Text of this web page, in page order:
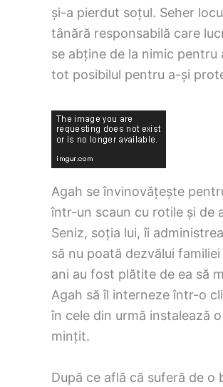
și-a pierdut soțul. Seher
tânără responsabilă care
se abține de la nimic pentru
tot posibilul pentru a-și
Agah se învinovățește
într-un scaun cu rotile și de
Seniz, soția lui, îi
să nu poată dezvălui
ani au fost plătite de ea să
Agah să îl interneze într-o
în cele din urmă instalează
mințit.
După ce află că suferă de o